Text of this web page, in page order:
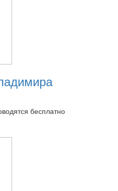
бесплатно